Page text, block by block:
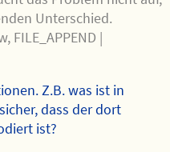
Unterschied.
FILE_APPEND |
Z.B. was ist in
dass der dort
ist?